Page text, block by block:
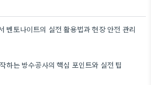
벤토나이트의 실전 활용법과 현장 안전 관리
하는 방수공사의 핵심 포인트와 실전 팁